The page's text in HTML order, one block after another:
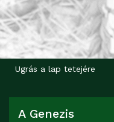
Ugrás a lap tetejére
A Genezis